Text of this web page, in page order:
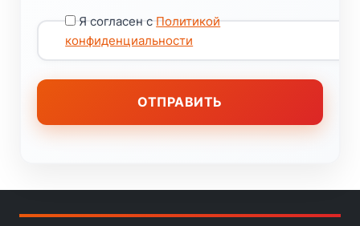
Я согласен сПолитикой
конфиденциальности